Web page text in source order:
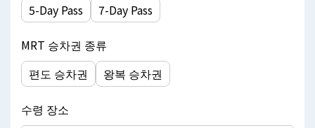
5-Day Pass
7-Day Pass
MRT 승차권 종류
편도 승차권
왕복 승차권
수령 장소